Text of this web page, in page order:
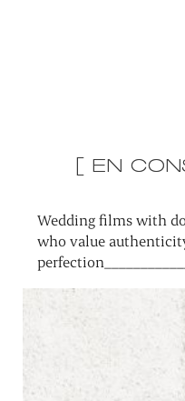
[ EN
Wedding films with
who value